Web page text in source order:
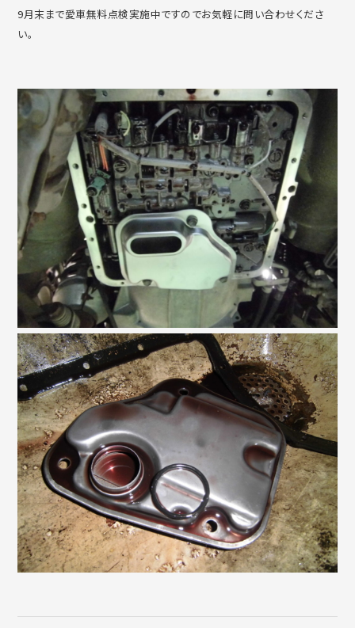
9月末まで愛車無料点検実施中ですのでお気軽に問い合わせくださ
い。